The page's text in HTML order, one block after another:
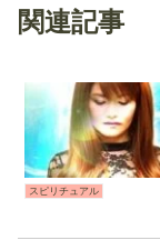
関連記事
スピリチュアル